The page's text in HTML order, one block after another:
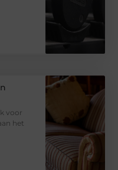
voor
het